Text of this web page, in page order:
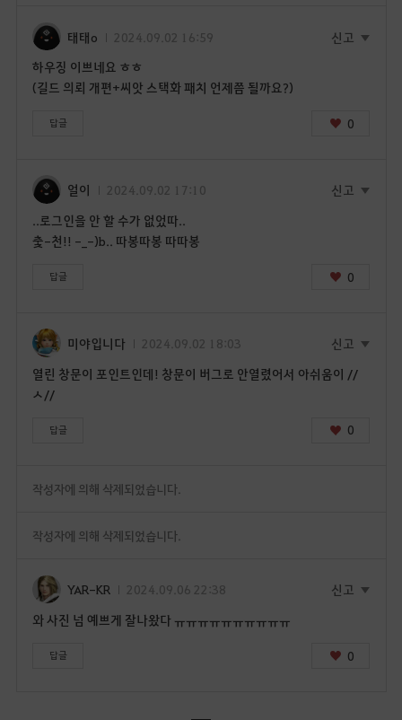
이
로
겠
태태o 2024.09.02 16:59
신고
하우징 이쁘네요 ㅎㅎ
(길드 의뢰 개편+씨앗 스택화 패치 언제쯤 될까요?)
답글 0
얼이 2024.09.02 17:10
신고
..로그인을 안 할 수가 없었따..
춫-천!! -_-)b.. 따봉따봉 따따봉
답글 0
미야입니다 2024.09.02 18:03
신고
열린 창문이 포인트인데! 창문이 버그로 안열렸어서 아쉬움이 //
ㅅ//
답글 0
작성자에 의해 삭제되었습니다.
작성자에 의해 삭제되었습니다.
YAR-KR 2024.09.06 22:38
신고
와 사진 넘 예쁘게 잘나왔다 ㅠㅠㅠㅠㅠㅠㅠㅠㅠㅠ
답글 0